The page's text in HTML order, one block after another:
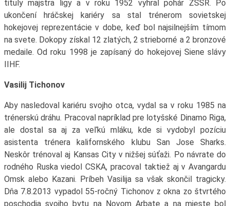
tituly majstra ligy a v roku 1952 vyhral pohár ZSSR. Po
ukončení hráčskej kariéry sa stal trénerom sovietskej
hokejovej reprezentácie v dobe, keď bol najsilnejším tímom
na svete. Dokopy získal 12 zlatých, 2 strieborné a 2 bronzové
medaile. Od roku 1998 je zapísaný do hokejovej Siene slávy
IIHF.
Vasilij Tichonov
Aby nasledoval kariéru svojho otca, vydal sa v roku 1985 na
trénerskú dráhu. Pracoval napríklad pre lotyšské Dinamo Riga,
ale dostal sa aj za veľkú mláku, kde si vydobyl pozíciu
asistenta trénera kalifornského klubu San Jose Sharks.
Neskôr trénoval aj Kansas City v nižšej súťaži. Po návrate do
rodného Ruska viedol CSKA, pracoval taktiež aj v Avangardu
Omsk alebo Kazani. Príbeh Vasilija sa však skončil tragicky.
Dňa 7.8.2013 vypadol 55-ročný Tichonov z okna zo štvrtého
poschodia svojho bytu na Novom Arbate a na mieste bol